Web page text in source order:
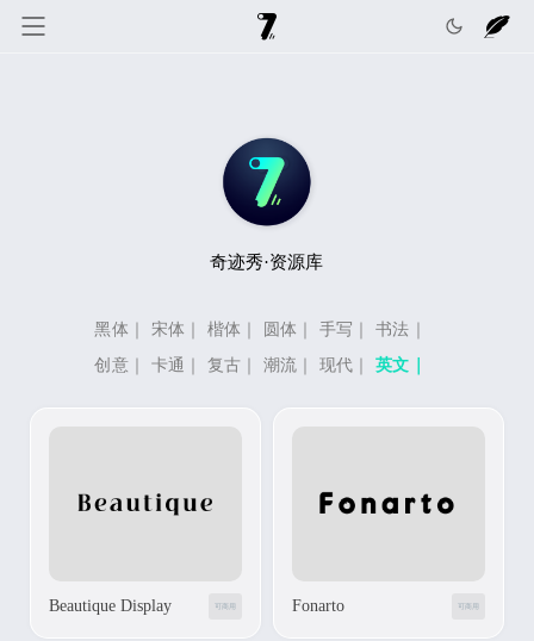
工具箱
奇迹秀·资源库
黑体 ｜ 宋体 ｜ 楷体 ｜ 圆体 ｜ 手写 ｜ 书法 ｜
创意 ｜ 卡通 ｜ 复古 ｜ 潮流 ｜ 现代 ｜ 英文
Beautique Display 可商用 Fonarto 可商用